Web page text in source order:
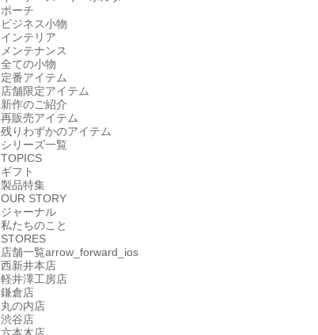
ポーチ
ビジネス小物
インテリア
メンテナンス
全ての小物
定番アイテム
店舗限定アイテム
新作のご紹介
再販売アイテム
残りわずかのアイテム
シリーズ一覧
TOPICS
ギフト
製品特集
OUR STORY
ジャーナル
私たちのこと
STORES
店舗一覧arrow_forward_ios
西新井本店
軽井澤工房店
鎌倉店
丸の内店
渋谷店